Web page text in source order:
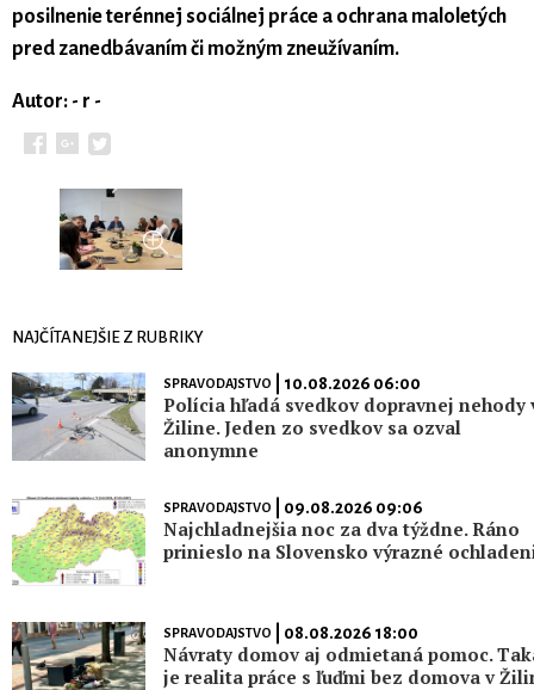
posilnenie terénnej sociálnej práce a ochrana maloletých
pred zanedbávaním či možným zneužívaním.
Autor: - r -
NAJČÍTANEJŠIE Z RUBRIKY
SPRAVODAJSTVO | 10.08.2026 06:00
Polícia hľadá svedkov dopravnej nehody
Žiline. Jeden zo svedkov sa ozval
anonymne
SPRAVODAJSTVO | 09.08.2026 09:06
Najchladnejšia noc za dva týždne. Ráno
prinieslo na Slovensko výrazné
SPRAVODAJSTVO | 08.08.2026 18:00
Návraty domov aj odmietaná pomoc.
je realita práce s ľuďmi bez domova v